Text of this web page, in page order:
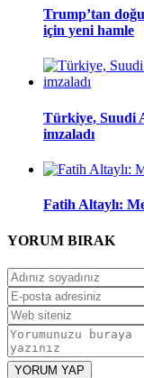
Trump’tan
için yeni hamle
Türkiye, Suudi
imzaladı
Fatih Altaylı:
YORUM BIRAK
YORUM YAP